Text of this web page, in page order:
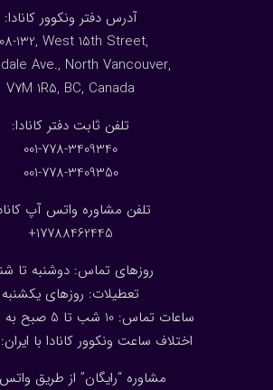
:آدرس دفتر ونکوور کانادا
132, West 15th Street,
Ave., North Vancouver,
V7M 1R5, BC, Canada
:تلفن ثابت دفتر کانادا
001-778-3409340
001-778-3409350
تلفن مشاوره واتس آپ
17788462445+
روزهای تماس: دوشنبه تا
تعطیلات: روزهای یکشنبه
ساعات تماس: 10 شب تا 5 صبح به وقت ایران
اختلاف ساعت ونکوور کانادا با ایران: 1
مشاوره “رایگان” از طریق